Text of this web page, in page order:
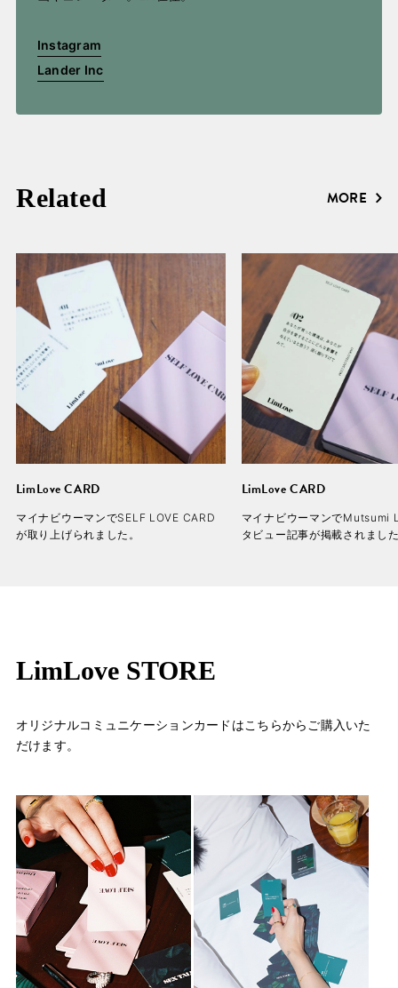
Instagram
Lander Inc
Related MORE
LimLove CARD
マイナビウーマンでSELF LOVE CARD
が取り上げられました。
LimLove CARD
マイナビウーマンでMutsumi
タビュー記事が掲載されまし
LimLove STORE
オリジナルコミュニケーションカードはこちらからご購入いた
だけます。